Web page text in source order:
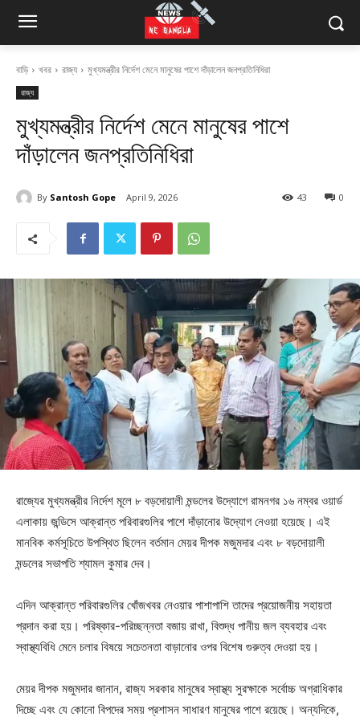
বাড়ি খবর রাজ্য মুখ্যমন্ত্রীর নির্দেশ মেনে মানুষের পাশে দাঁড়ালেন জনপ্রতিনিধিরা
রাজ্য
মুখ্যমন্ত্রীর নির্দেশ মেনে মানুষের পাশে
দাঁড়ালেন জনপ্রতিনিধিরা
By Santosh Gope April 9, 2026 0
43
রাজ্যের মুখ্যমন্ত্রীর নির্দেশ মূলে ৮ বড়দোয়ালী মন্ডলের উদ্যোগে রামনগর ১৬ নম্বর ওয়ার্ড
এলাকায় জন্ডিসে আক্রান্ত পরিবারগুলির পাশে দাঁড়ানোর উদ্যোগ নেওয়া হয়েছে। এই
মানবিক কর্মসূচিতে উপস্থিত ছিলেন বর্তমান মেয়র দীপক মজুমদার এবং ৮ বড়দোয়ালী
মন্ডলের সভাপতি শ্যামল কুমার দেব।
এদিন আক্রান্ত পরিবারগুলির খোঁজখবর নেওয়ার পাশাপাশি তাদের প্রয়োজনীয় সহায়তা
প্রদান করা হয়। পরিষ্কার-পরিচ্ছন্নতা বজায় রাখা, বিশুদ্ধ পানীয় জল ব্যবহার এবং
স্বাস্থ্যবিধি মেনে চলার বিষয়ে সচেতনতা বাড়ানোর ওপর বিশেষ গুরুত্ব দেওয়া হয়।
মেয়র দীপক মজুমদার জানান, রাজ্য সরকার মানুষের স্বাস্থ্য সুরক্ষাকে সর্বোচ্চ অগ্রাধিকার
দিচ্ছে এবং যে কোনো বিপদের সময় প্রশাসন সাধারণ মানুষের পাশে রয়েছে। অন্যদিকে,